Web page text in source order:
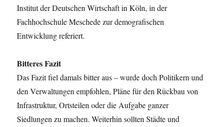
Institut der Deutschen Wirtschaft in Köln, in der
Fachhochschule Meschede zur demografischen
Entwicklung referiert.
Bitteres Fazit
Das Fazit fiel damals bitter aus – wurde doch Politikern und
den Verwaltungen empfohlen, Pläne für den Rückbau von
Infrastruktur, Ortsteilen oder die Aufgabe ganzer
Siedlungen zu machen. Weiterhin sollten Städte und